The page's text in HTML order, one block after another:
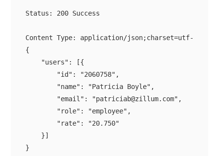
Status: 200 Success
{
    "users": [{
        "id": "2060758",
        "name": "Patricia Boyle",
        "email": "patriciab@zillum.com",
        "role": "employee",
        "rate": "20.750"
    }]
}